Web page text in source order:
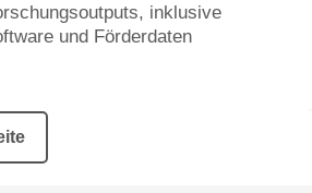
inklusive
und Förderdaten